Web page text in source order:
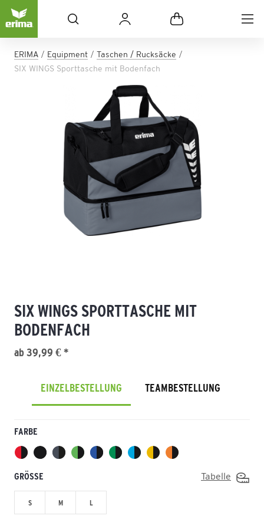
ERIMA Equipment
Taschen / Rucksäcke
SIX WINGS Sporttasche mit Bodenfach
SIX WINGS SPORTTASCHE MIT
BODENFACH
ab 39,99 € *
EINZELBESTELLUNG TEAMBESTELLUNG
FARBE
GRÖSSE Tabelle
S M L